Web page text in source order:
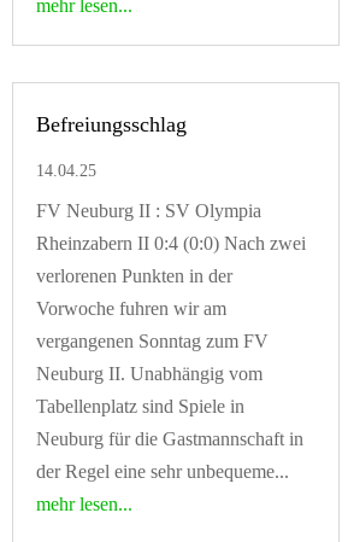
mehr lesen...
Befreiungsschlag
14.04.25
FV Neuburg II : SV Olympia
Rheinzabern II 0:4 (0:0) Nach zwei
verlorenen Punkten in der
Vorwoche fuhren wir am
vergangenen Sonntag zum FV
Neuburg II. Unabhängig vom
Tabellenplatz sind Spiele in
Neuburg für die Gastmannschaft in
der Regel eine sehr unbequeme...
mehr lesen...